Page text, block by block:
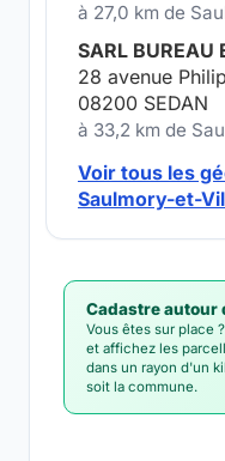
à 27,0 km de
SARL BUREAU
28 avenue
08200 SEDAN
à 33,2 km de
Voir tous les
Saulmory-et-
Cadastre autour
Vous êtes sur place
et affichez les
dans un rayon d'un
soit la commune.